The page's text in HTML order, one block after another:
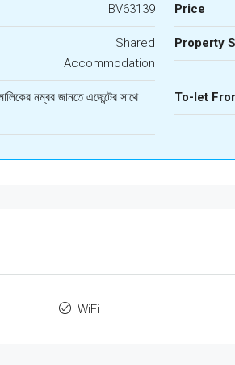
BV63139 Price
Shared
Accommodation
Property
মালিকের নম্বর জানতে এজেন্টের সাথে
To-let
WiFi